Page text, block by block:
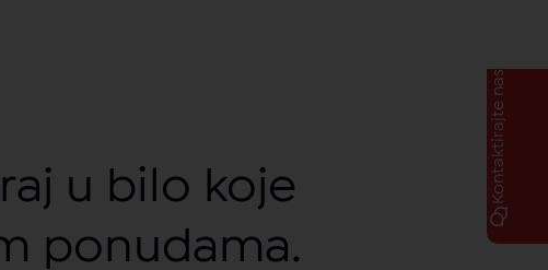
u bilo koje
ponudama.
Kontaktirajte nas